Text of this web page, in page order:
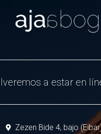
a estar en
Zezen Bide 4, bajo